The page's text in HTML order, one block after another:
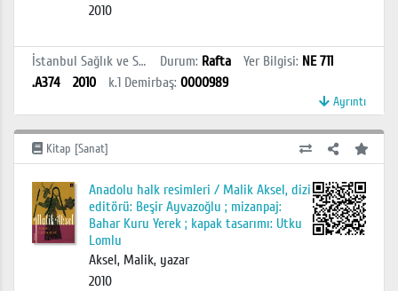
2010
İstanbul Sağlık ve Sosyal Bilimler MYO Kütüphanesi Durum: Rafta Yer Bilgisi: NE 711
.A374
2010 k.1 Demirbaş: 0000989
Ayrıntı
Kitap [Sanat]
Anadolu halk resimleri / Malik Aksel, dizi
editörü: Beşir Ayvazoğlu ; mizanpaj:
Bahar Kuru Yerek ; kapak tasarımı: Utku
Lomlu
Aksel, Malik, yazar
2010